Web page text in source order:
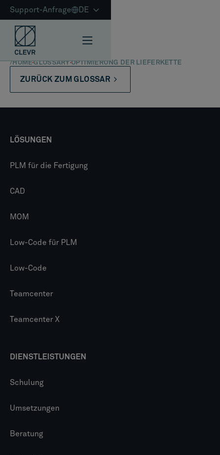
Support-Anfrage DE
/HOMEGLOSSARYOPTIMIERUNG DER LIEFERKETTE
ZURÜCK ZUM GLOSSAR
LÖSUNGEN
PLM für die Fertigung
CAD
MOM
Low-Code für PLM
Low-Code
Teamcenter
Teamcenter X
DIENSTLEISTUNGEN
Schulung
Umsetzungen
Beratung